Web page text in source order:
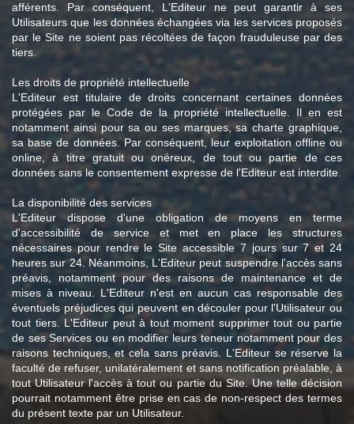
afférents. Par conséquent, L'Editeur ne peut garantir à ses
Utilisateurs que les données échangées via les services proposés
par le Site ne soient pas récoltées de façon frauduleuse par des
tiers.
Les droits de propriété intellectuelle
L'Editeur est titulaire de droits concernant certaines données
protégées par le Code de la propriété intellectuelle. Il en est
notamment ainsi pour sa ou ses marques, sa charte graphique,
sa base de données. Par conséquent, leur exploitation offline ou
online, à titre gratuit ou onéreux, de tout ou partie de ces
données sans le consentement expresse de l'Editeur est interdite.
La disponibilité des services
L'Editeur dispose d'une obligation de moyens en terme
d'accessibilité de service et met en place les structures
nécessaires pour rendre le Site accessible 7 jours sur 7 et 24
heures sur 24. Néanmoins, L'Editeur peut suspendre l'accès sans
préavis, notamment pour des raisons de maintenance et de
mises à niveau. L'Editeur n'est en aucun cas responsable des
éventuels préjudices qui peuvent en découler pour l'Utilisateur ou
tout tiers. L'Editeur peut à tout moment supprimer tout ou partie
de ses Services ou en modifier leurs teneur notamment pour des
raisons techniques, et cela sans préavis. L'Editeur se réserve la
faculté de refuser, unilatéralement et sans notification préalable, à
tout Utilisateur l'accès à tout ou partie du Site. Une telle décision
pourrait notamment être prise en cas de non-respect des termes
du présent texte par un Utilisateur.